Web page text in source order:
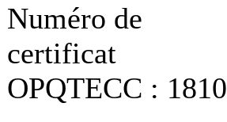
Numéro de
certificat
OPQTECC : 1810